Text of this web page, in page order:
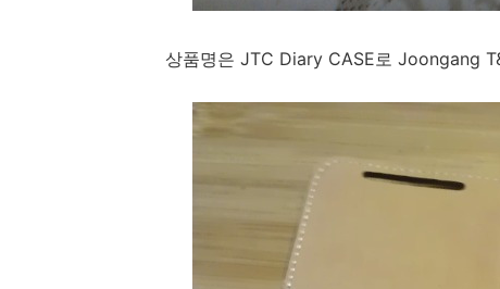
상품명은 JTC Diary CASE로 Joongang